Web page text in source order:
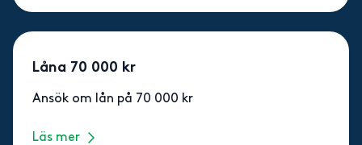
Låna 70 000 kr
Ansök om lån på 70 000 kr
Läs mer